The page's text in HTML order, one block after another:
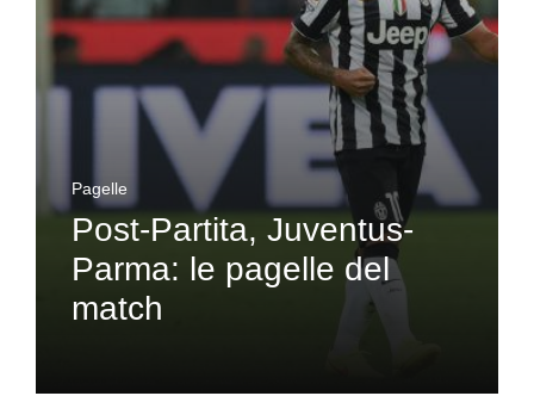
Pagelle
Post-Partita, Juventus-
Parma: le pagelle del
match